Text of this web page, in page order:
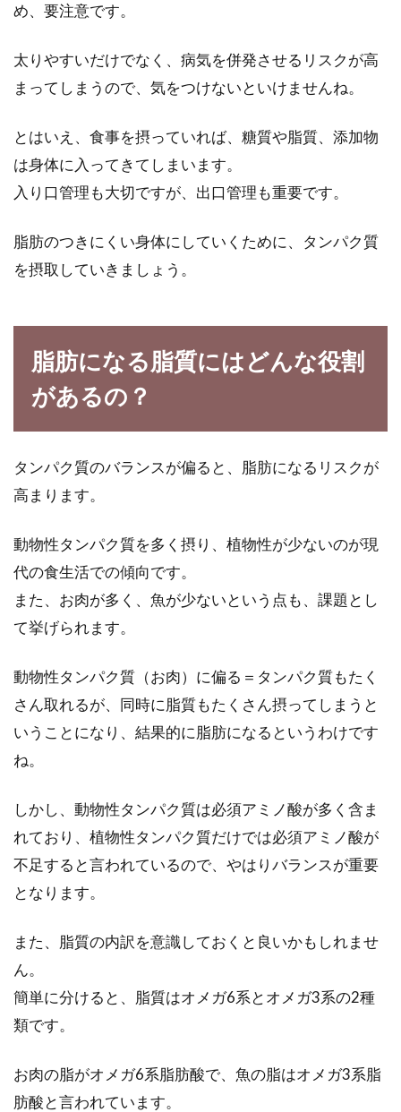
め、要注意です。
太りやすいだけでなく、病気を併発させるリスクが高
まってしまうので、気をつけないといけませんね。
とはいえ、食事を摂っていれば、糖質や脂質、添加物
は身体に入ってきてしまいます。
入り口管理も大切ですが、出口管理も重要です。
脂肪のつきにくい身体にしていくために、タンパク質
を摂取していきましょう。
脂肪になる脂質にはどんな役割
があるの？
タンパク質のバランスが偏ると、脂肪になるリスクが
高まります。
動物性タンパク質を多く摂り、植物性が少ないのが現
代の食生活での傾向です。
また、お肉が多く、魚が少ないという点も、課題とし
て挙げられます。
動物性タンパク質（お肉）に偏る＝タンパク質もたく
さん取れるが、同時に脂質もたくさん摂ってしまうと
いうことになり、結果的に脂肪になるというわけです
ね。
しかし、動物性タンパク質は必須アミノ酸が多く含ま
れており、植物性タンパク質だけでは必須アミノ酸が
不足すると言われているので、やはりバランスが重要
となります。
また、脂質の内訳を意識しておくと良いかもしれませ
ん。
簡単に分けると、脂質はオメガ6系とオメガ3系の2種
類です。
お肉の脂がオメガ6系脂肪酸で、魚の脂はオメガ3系脂
肪酸と言われています。